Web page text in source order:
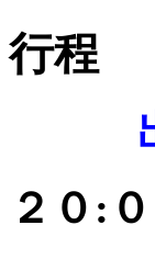
行程
２０